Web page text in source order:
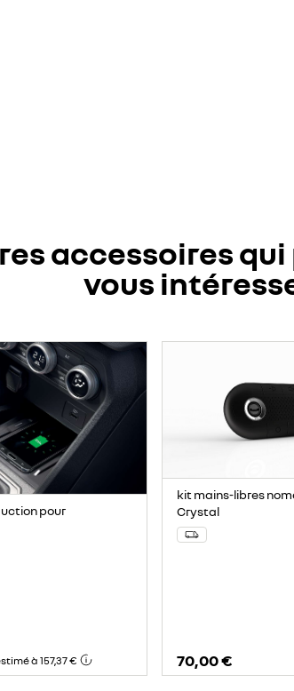
accessoires
vous
pour
à 157,37 €
kit mains-libres
Crystal
70,00 €